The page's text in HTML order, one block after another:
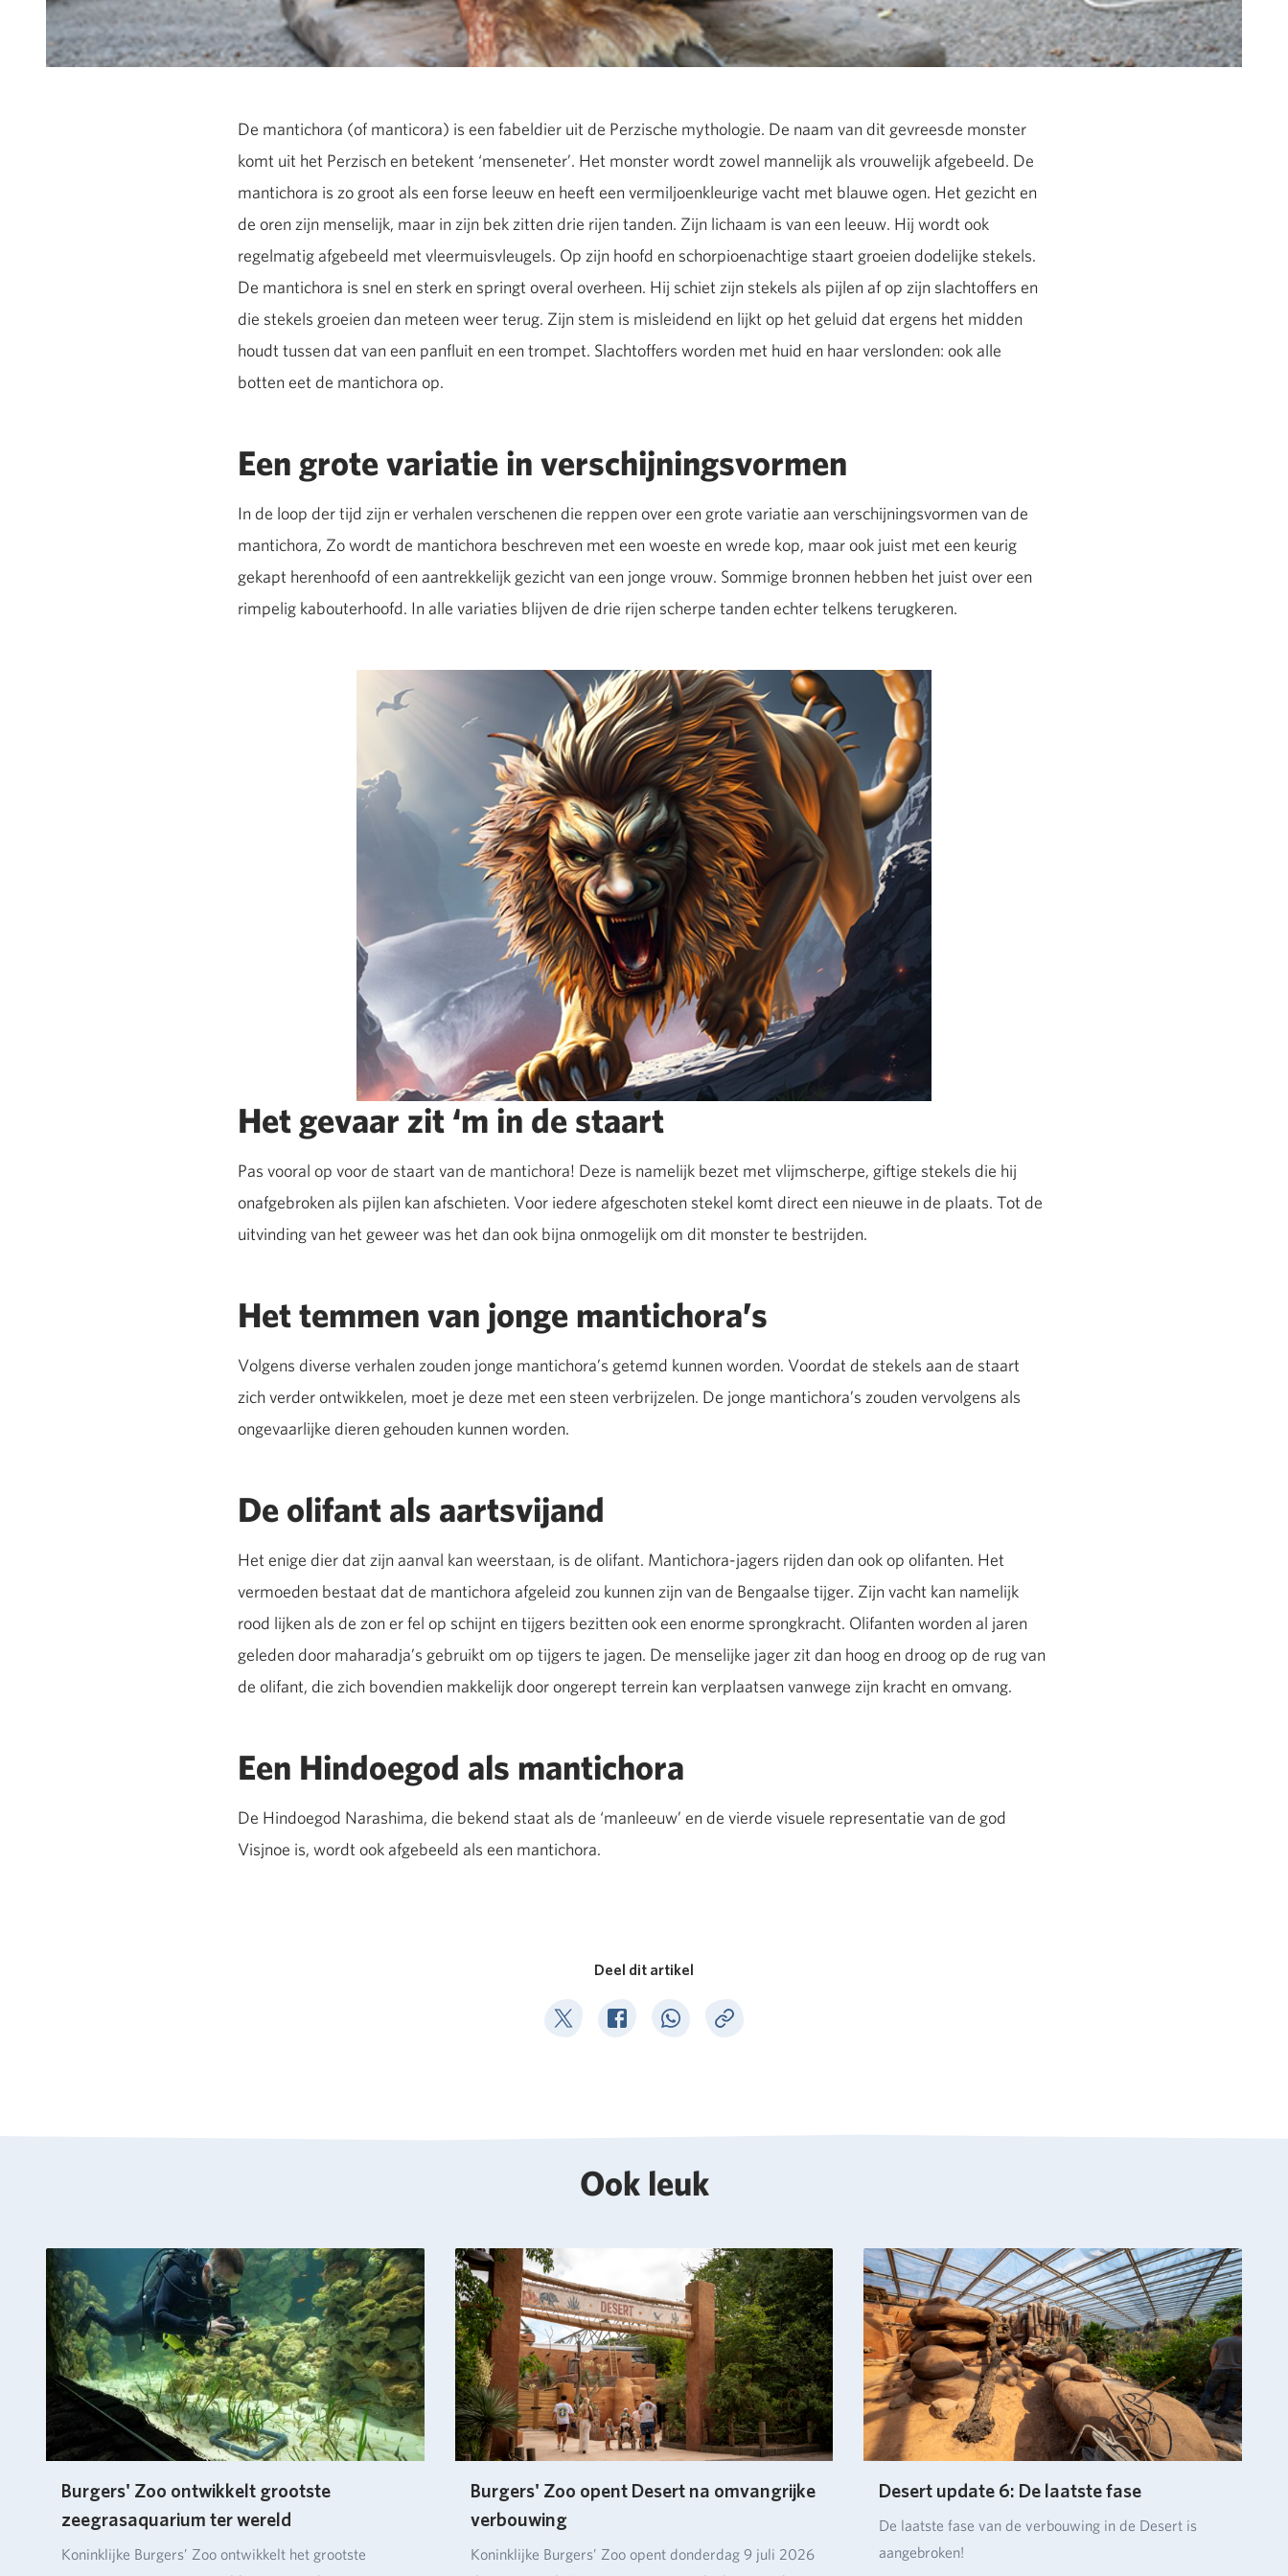
De mantichora (of manticora) is een fabeldier uit de Perzische mythologie. De naam van dit gevreesde monster
komt uit het Perzisch en betekent ‘menseneter’. Het monster wordt zowel mannelijk als vrouwelijk afgebeeld. De
mantichora is zo groot als een forse leeuw en heeft een vermiljoenkleurige vacht met blauwe ogen. Het gezicht en
de oren zijn menselijk, maar in zijn bek zitten drie rijen tanden. Zijn lichaam is van een leeuw. Hij wordt ook
regelmatig afgebeeld met vleermuisvleugels. Op zijn hoofd en schorpioenachtige staart groeien dodelijke stekels.
De mantichora is snel en sterk en springt overal overheen. Hij schiet zijn stekels als pijlen af op zijn slachtoffers en
die stekels groeien dan meteen weer terug. Zijn stem is misleidend en lijkt op het geluid dat ergens het midden
houdt tussen dat van een panfluit en een trompet. Slachtoffers worden met huid en haar verslonden: ook alle
botten eet de mantichora op.
Een grote variatie in verschijningsvormen
In de loop der tijd zijn er verhalen verschenen die reppen over een grote variatie aan verschijningsvormen van de
mantichora, Zo wordt de mantichora beschreven met een woeste en wrede kop, maar ook juist met een keurig
gekapt herenhoofd of een aantrekkelijk gezicht van een jonge vrouw. Sommige bronnen hebben het juist over een
rimpelig kabouterhoofd. In alle variaties blijven de drie rijen scherpe tanden echter telkens terugkeren.
Het gevaar zit ‘m in de staart
Pas vooral op voor de staart van de mantichora! Deze is namelijk bezet met vlijmscherpe, giftige stekels die hij
onafgebroken als pijlen kan afschieten. Voor iedere afgeschoten stekel komt direct een nieuwe in de plaats. Tot de
uitvinding van het geweer was het dan ook bijna onmogelijk om dit monster te bestrijden.
Het temmen van jonge mantichora’s
Volgens diverse verhalen zouden jonge mantichora’s getemd kunnen worden. Voordat de stekels aan de staart
zich verder ontwikkelen, moet je deze met een steen verbrijzelen. De jonge mantichora’s zouden vervolgens als
ongevaarlijke dieren gehouden kunnen worden.
De olifant als aartsvijand
Het enige dier dat zijn aanval kan weerstaan, is de olifant. Mantichora-jagers rijden dan ook op olifanten. Het
vermoeden bestaat dat de mantichora afgeleid zou kunnen zijn van de Bengaalse tijger. Zijn vacht kan namelijk
rood lijken als de zon er fel op schijnt en tijgers bezitten ook een enorme sprongkracht. Olifanten worden al jaren
geleden door maharadja’s gebruikt om op tijgers te jagen. De menselijke jager zit dan hoog en droog op de rug van
de olifant, die zich bovendien makkelijk door ongerept terrein kan verplaatsen vanwege zijn kracht en omvang.
Een Hindoegod als mantichora
De Hindoegod Narashima, die bekend staat als de ‘manleeuw’ en de vierde visuele representatie van de god
Visjnoe is, wordt ook afgebeeld als een mantichora.
Deel dit artikel
Deel op TwitterDeel op Facebook
Deel op WhatsApp
Kopieer link
Ook leuk
Burgers' Zoo ontwikkelt grootste
zeegrasaquarium ter wereld
Koninklijke Burgers’ Zoo ontwikkelt het grootste
Burgers' Zoo opent Desert na omvangrijke
verbouwing
Koninklijke Burgers’ Zoo opent donderdag 9 juli 2026
Desert update 6: De laatste fase
De laatste fase van de verbouwing in de Desert is
aangebroken!